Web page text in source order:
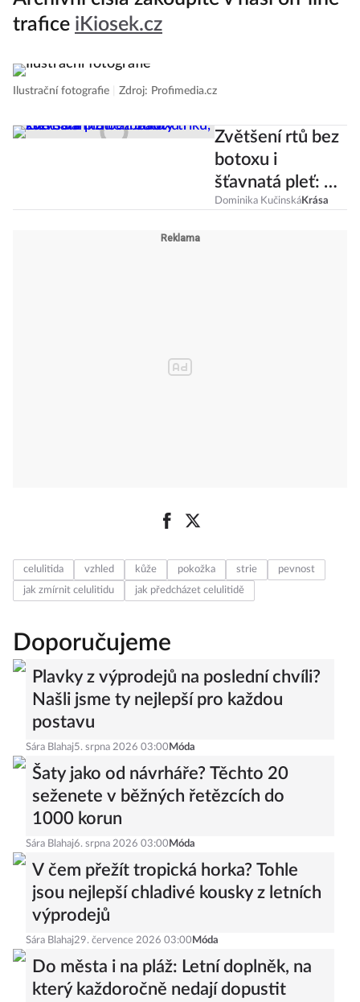
trafice iKiosek.cz
Ilustrační fotografie Zdroj: Profimedia.cz
Zvětšení rtů bez
botoxu i
šťavnatá pleť: 7
beauty triků,
Dominika KučinskáKrása
celulitida vzhled kůže pokožka strie
pevnost
jak zmírnit celulitidu
jak předcházet celulitidě
Doporučujeme
Plavky z výprodejů na poslední chvíli?
Našli jsme ty nejlepší pro každou
postavu
Sára Blahaj5. srpna 2026 03:00 Móda
Šaty jako od návrháře? Těchto 20
seženete v běžných řetězcích do
1000 korun
Sára Blahaj6. srpna 2026 03:00 Móda
V čem přežít tropická horka? Tohle
jsou nejlepší chladivé kousky z letních
výprodejů
Sára Blahaj29. července 2026 03:00 Móda
Do města i na pláž: Letní doplněk, na
který každoročně nedají dopustit